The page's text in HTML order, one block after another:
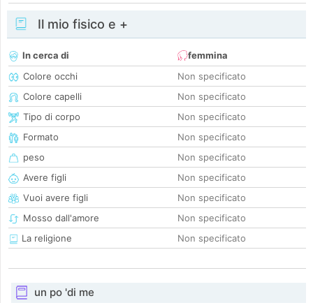
Il mio fisico e +
In cerca di
femmina
Colore occhi
Non specificato
Colore capelli
Non specificato
Tipo di corpo
Non specificato
Formato
Non specificato
peso
Non specificato
Avere figli
Non specificato
Vuoi avere figli
Non specificato
Mosso dall'amore
Non specificato
La religione
Non specificato
un po 'di me